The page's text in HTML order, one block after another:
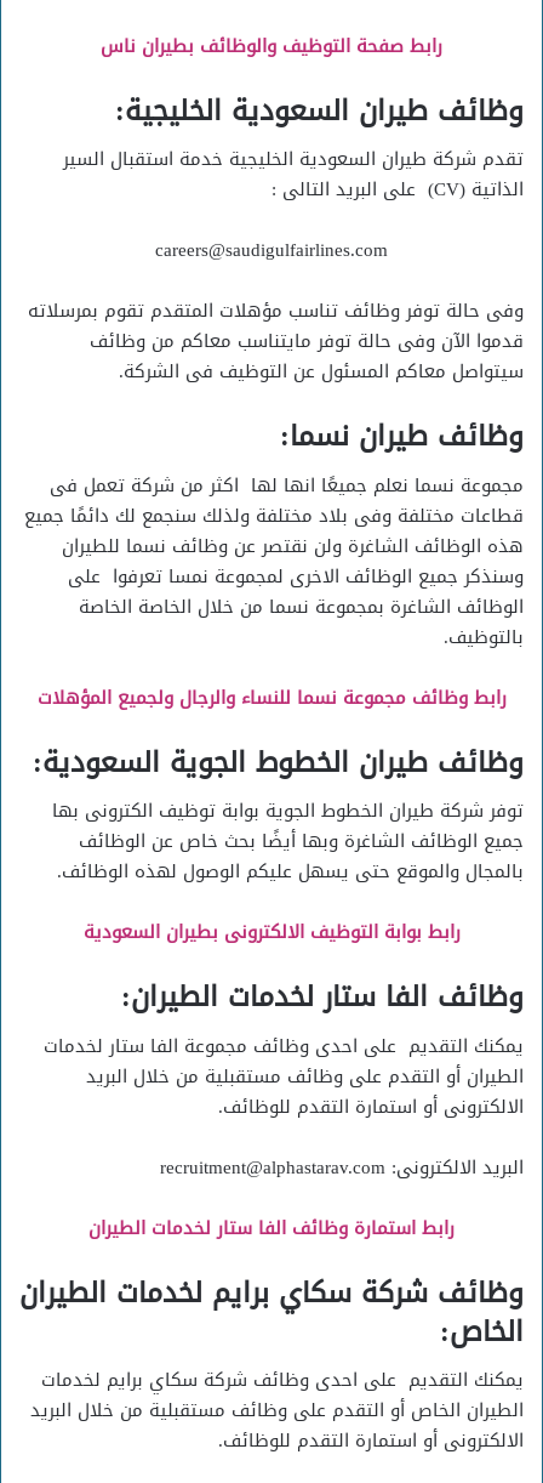
رابط صفحة التوظيف والوظائف بطيران ناس
وظائف طيران السعودية الخليجية:
تقدم شركة طيران السعودية الخليجية خدمة استقبال السير
الذاتية (CV) على البريد التالى :
careers@saudigulfairlines.com
وفى حالة توفر وظائف تناسب مؤهلات المتقدم تقوم بمرسلاته
قدموا الآن وفى حالة توفر مايتناسب معاكم من وظائف
سيتواصل معاكم المسئول عن التوظيف فى الشركة.
وظائف طيران نسما:
مجموعة نسما نعلم جميعًا انها لها اكثر من شركة تعمل فى
قطاعات مختلفة وفى بلاد مختلفة ولذلك سنجمع لك دائمًا جميع
هذه الوظائف الشاغرة ولن نقتصر عن وظائف نسما للطيران
وسنذكر جميع الوظائف الاخرى لمجموعة نمسا تعرفوا على
الوظائف الشاغرة بمجموعة نسما من خلال الخاصة الخاصة
بالتوظيف.
رابط وظائف مجموعة نسما للنساء والرجال ولجميع المؤهلات
وظائف طيران الخطوط الجوية السعودية:
توفر شركة طيران الخطوط الجوية بوابة توظيف الكترونى بها
جميع الوظائف الشاغرة وبها أيضًا بحث خاص عن الوظائف
بالمجال والموقع حتى يسهل عليكم الوصول لهذه الوظائف.
رابط بوابة التوظيف الالكترونى بطيران السعودية
وظائف الفا ستار لخدمات الطيران:
يمكنك التقديم على احدى وظائف مجموعة الفا ستار لخدمات
الطيران أو التقدم على وظائف مستقبلية من خلال البريد
الالكترونى أو استمارة التقدم للوظائف.
البريد الالكترونى: recruitment@alphastarav.com
رابط استمارة وظائف الفا ستار لخدمات الطيران
وظائف شركة سكاي برايم لخدمات الطيران
الخاص:
يمكنك التقديم على احدى وظائف شركة سكاي برايم لخدمات
الطيران الخاص أو التقدم على وظائف مستقبلية من خلال البريد
الالكترونى أو استمارة التقدم للوظائف.